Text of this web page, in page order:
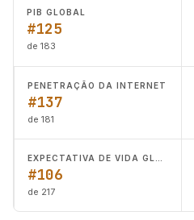
PIB GLOBAL
#125
de 183
PENETRAÇÃO DA INTERNET
#137
de 181
#106
de 217